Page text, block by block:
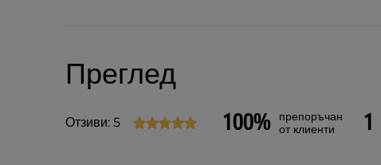
Преглед
Отзиви: 5 100%
препоръчан
от клиенти
1